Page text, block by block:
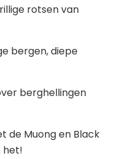
rotsen van
bergen, diepe
berghellingen
de Muong en Black
het!